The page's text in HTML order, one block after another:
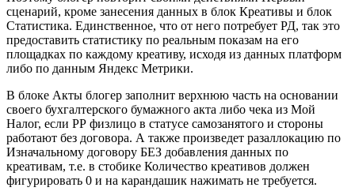
сценарий, кроме занесения данных в блок Креативы и блок
Статистика. Единственное, что от него потребует РД, так это
предоставить статистику по реальным показам на его
площадках по каждому креативу, исходя из данных платформ
либо по данным Яндекс Метрики.
В блоке Акты блогер заполнит верхнюю часть на основании
своего бухгалтерского бумажного акта либо чека из Мой
Налог, если РР физлицо в статусе самозанятого и стороны
работают без договора. А также произведет разаллокацию по
Изначальному договору БЕЗ добавления данных по
креативам, т.е. в стобике Количество креативов должен
фигурировать 0 и на карандашик нажимать не требуется.